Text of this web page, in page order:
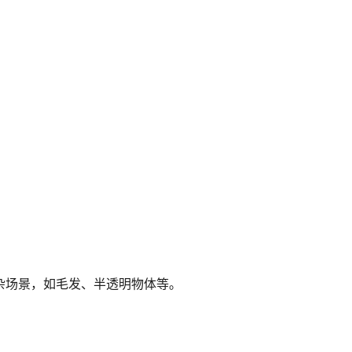
景，如毛发、半透明物体等。